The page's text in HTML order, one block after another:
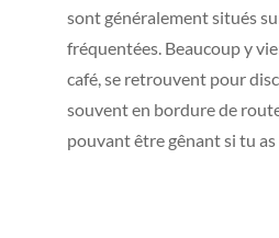
sont généralement situés
fréquentées. Beaucoup y
café, se retrouvent pour
souvent en bordure de
pouvant être gênant si tu as